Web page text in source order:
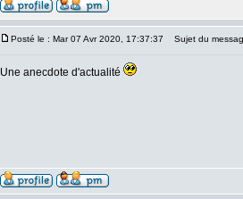
Posté le : Mar 07 Avr 2020, 17:37:37 Sujet du
Une anecdote d'actualité